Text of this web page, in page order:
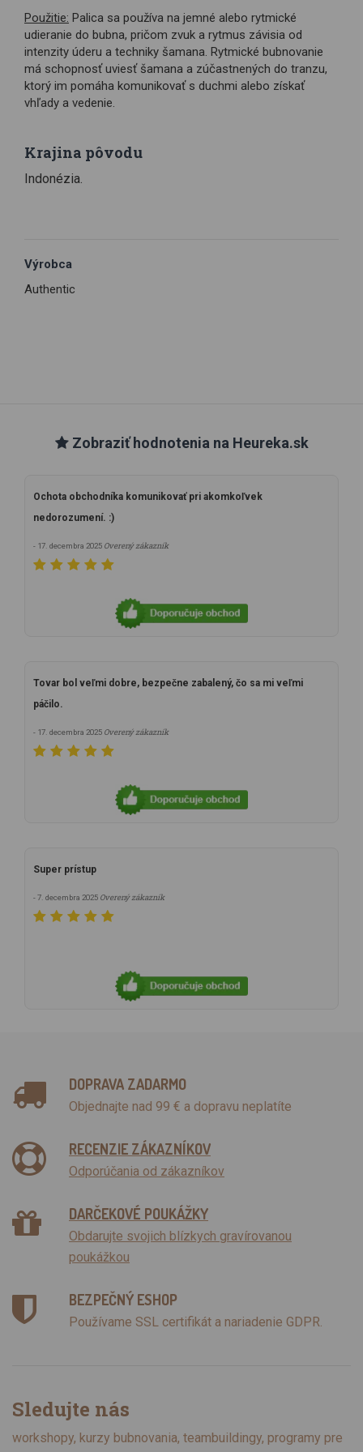
Použitie: Palica sa používa na jemné alebo rytmické
udieranie do bubna, pričom zvuk a rytmus závisia od
intenzity úderu a techniky šamana. Rytmické bubnovanie
má schopnosť uviesť šamana a zúčastnených do tranzu,
ktorý im pomáha komunikovať s duchmi alebo získať
vhľady a vedenie.
Krajina pôvodu
Indonézia.
Výrobca
Authentic
Zobraziť hodnotenia na Heureka.sk
Ochota obchodníka komunikovať pri akomkoľvek
nedorozumení. :)
- 17. decembra 2025 Overený zákazník
Tovar bol veľmi dobre, bezpečne zabalený, čo sa mi veľmi
páčilo.
- 17. decembra 2025 Overený zákazník
Super prístup
- 7. decembra 2025 Overený zákazník
DOPRAVA ZADARMO
Objednajte nad 99 € a dopravu neplatíte
RECENZIE ZÁKAZNÍKOV
Odporúčania od zákazníkov
DARČEKOVÉ POUKÁŽKY
Obdarujte svojich blízkych gravírovanou
poukážkou
BEZPEČNÝ ESHOP
Používame SSL certifikát a nariadenie GDPR.
Sledujte nás
workshopy, kurzy bubnovania, teambuildingy, programy pre